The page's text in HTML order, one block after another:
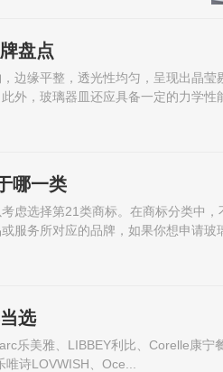
盘点
边缘平整，透光性均匀，呈现出晶莹
外，玻璃器皿还应具备一定的力学性
哪一类
虑选择第21类商标。在商标分类中
务所对应的品牌，如果你想申请玻
选
乐美雅、LIBBEY利比、Corelle康宁
诗LOVWISH、Oce...